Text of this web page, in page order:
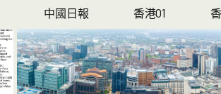
中國日報 香港01